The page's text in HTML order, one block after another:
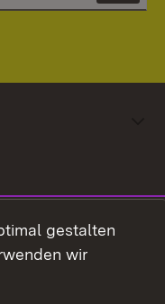
gestalten
wir